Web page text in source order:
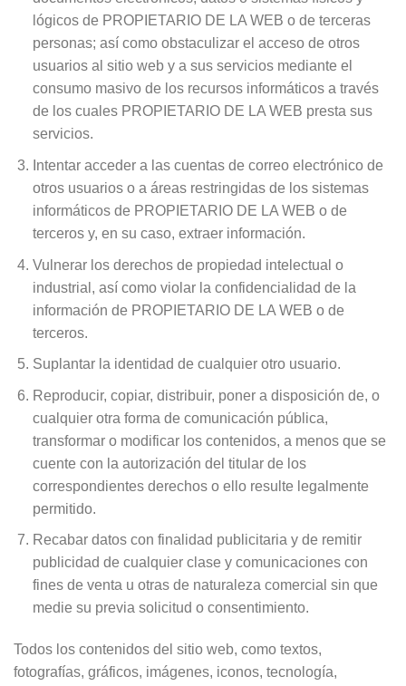
lógicos de PROPIETARIO DE LA WEB o de terceras
personas; así como obstaculizar el acceso de otros
usuarios al sitio web y a sus servicios mediante el
consumo masivo de los recursos informáticos a través
de los cuales PROPIETARIO DE LA WEB presta sus
servicios.
Intentar acceder a las cuentas de correo electrónico de
otros usuarios o a áreas restringidas de los sistemas
informáticos de PROPIETARIO DE LA WEB o de
terceros y, en su caso, extraer información.
Vulnerar los derechos de propiedad intelectual o
industrial, así como violar la confidencialidad de la
información de PROPIETARIO DE LA WEB o de
terceros.
Suplantar la identidad de cualquier otro usuario.
Reproducir, copiar, distribuir, poner a disposición de, o
cualquier otra forma de comunicación pública,
transformar o modificar los contenidos, a menos que se
cuente con la autorización del titular de los
correspondientes derechos o ello resulte legalmente
permitido.
Recabar datos con finalidad publicitaria y de remitir
publicidad de cualquier clase y comunicaciones con
fines de venta u otras de naturaleza comercial sin que
medie su previa solicitud o consentimiento.
Todos los contenidos del sitio web, como textos,
fotografías, gráficos, imágenes, iconos, tecnología,